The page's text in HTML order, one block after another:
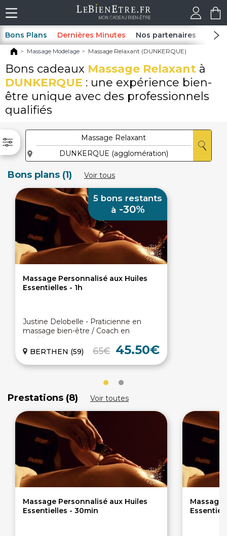
Bons Plans Dernières Minutes Nos partenaires Spas
Massage Modelage Massage Relaxant (DUNKERQUE)
Bons cadeaux Massage Relaxant à
DUNKERQUE : une expérience bien-
être unique avec des professionnels
qualifiés
Bons plans (1) Voir tous
Massage Personnalisé aux Huiles
Essentielles - 1h
Justine Delobelle - Praticienne en
massage bien-être / Coach en
nutrition
65€ 45.50€
BERTHEN (59)
5 bons restants
à -30%
Prestations (8) Voir toutes
Massage Personnalisé aux Huiles
Essentielles - 30min
Massage